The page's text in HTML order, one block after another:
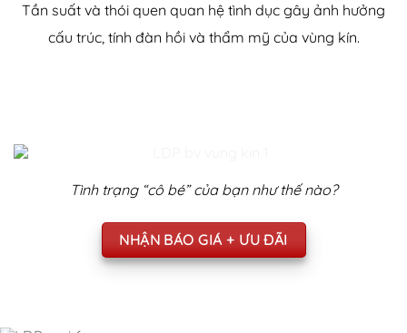
Tần suất và thói quen quan hệ tình dục gây ảnh hưởng
cấu trúc, tính đàn hồi và thẩm mỹ của vùng kín.
Tình trạng “cô bé” của bạn như thế nào?
NHẬN BÁO GIÁ + ƯU ĐÃI